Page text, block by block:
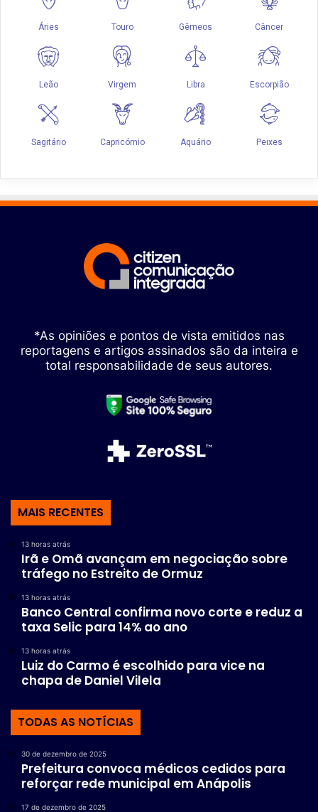
*As opiniões e pontos de vista emitidos nas
reportagens e artigos assinados são da inteira e
total responsabilidade de seus autores.
MAIS RECENTES
13 horas atrás
Irã e Omã avançam em negociação sobre
tráfego no Estreito de Ormuz
13 horas atrás
Banco Central confirma novo corte e reduz a
taxa Selic para 14% ao ano
13 horas atrás
Luiz do Carmo é escolhido para vice na
chapa de Daniel Vilela
TODAS AS NOTÍCIAS
30 de dezembro de 2025
Prefeitura convoca médicos cedidos para
reforçar rede municipal em Anápolis
17 de dezembro de 2025